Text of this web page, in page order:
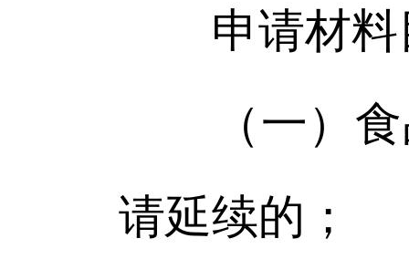
申请材料
（一）食
请延续的；